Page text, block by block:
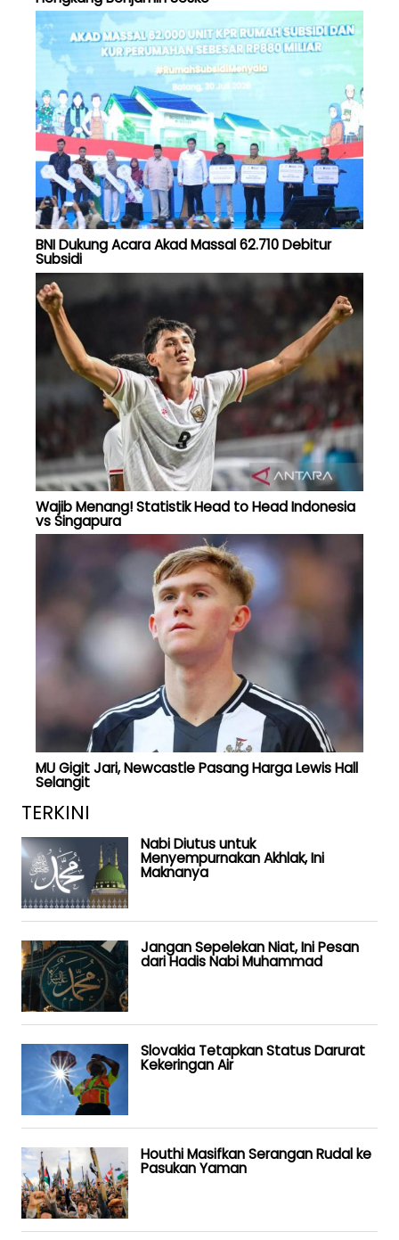
BNI Dukung Acara Akad Massal 62.710 Debitur
Subsidi
Wajib Menang! Statistik Head to Head Indonesia
vs Singapura
MU Gigit Jari, Newcastle Pasang Harga Lewis Hall
Selangit
TERKINI
Nabi Diutus untuk
Menyempurnakan Akhlak, Ini
Maknanya
Jangan Sepelekan Niat, Ini Pesan
dari Hadis Nabi Muhammad
Slovakia Tetapkan Status Darurat
Kekeringan Air
Houthi Masifkan Serangan Rudal ke
Pasukan Yaman